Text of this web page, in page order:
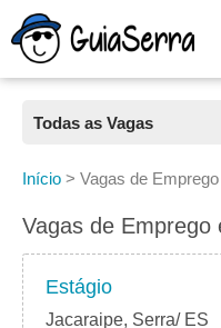
Todas as Vagas
Todas as Vagas
CLT
Freelancer
Início > Vagas de Emprego
Vagas de Emprego
Estágio
Jacaraipe, Serra/ ES